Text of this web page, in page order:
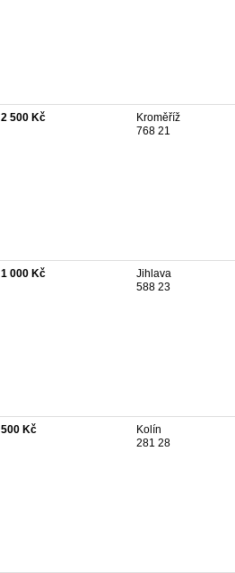
2 500 Kč
Kroměříž
768 21
1 000 Kč
Jihlava
588 23
500 Kč
Kolín
281 28